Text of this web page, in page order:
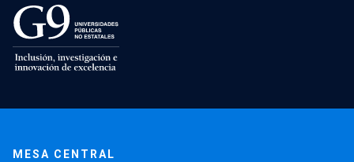
MESA CENTRAL